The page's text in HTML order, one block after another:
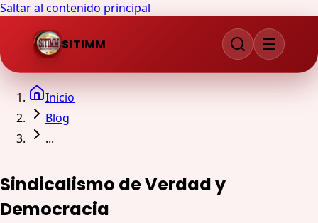
Saltar al contenido principal
SITIMM
Inicio
Blog
...
Sindicalismo de Verdad y
Democracia